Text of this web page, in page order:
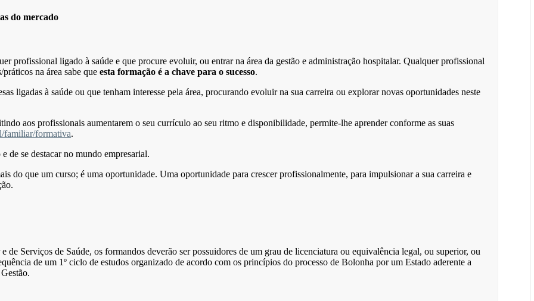
do mercado
profissional ligado à saúde e que procure evoluir, ou entrar na área da gestão e administração hospitalar. Qualquer profissional
na área sabe queesta formação é a chave para o sucesso.
ligadas à saúde ou que tenham interesse pela área, procurando evoluir na sua carreira ou explorar novas oportunidades neste
aos profissionais aumentarem o seu currículo ao seu ritmo e disponibilidade, permite-lhe aprender conforme as suas
familiar/formativa.
de se destacar no mundo empresarial.
do que um curso; é uma oportunidade. Uma oportunidade para crescer profissionalmente, para impulsionar a sua carreira e
de Serviços de Saúde, os formandos deverão ser possuidores de um grau de licenciatura ou equivalência legal, ou superior, ou
de um 1º ciclo de estudos organizado de acordo com os princípios do processo de Bolonha por um Estado aderente a